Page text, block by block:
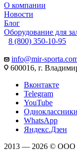
О компании
Новости
Блог
Оборудование для
8 (800) 350-10-95
info@mir-
600016, г.
Вконтакте
Telegram
YouTube
Одноклассники
WhatsApp
Яндекс.Дзен
2013 — 2026 ©